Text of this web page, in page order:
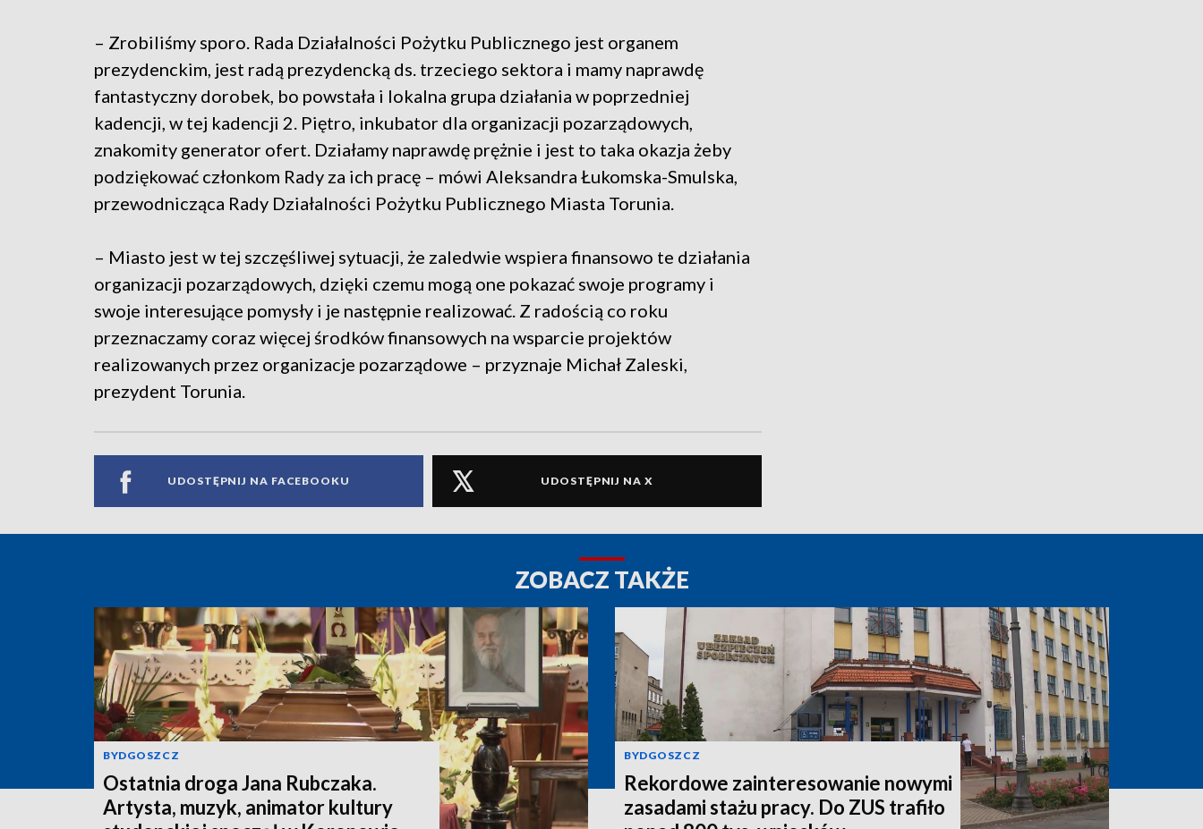
– Zrobiliśmy sporo. Rada Działalności Pożytku Publicznego jest organem
prezydenckim, jest radą prezydencką ds. trzeciego sektora i mamy naprawdę
fantastyczny dorobek, bo powstała i lokalna grupa działania w poprzedniej
kadencji, w tej kadencji 2. Piętro, inkubator dla organizacji pozarządowych,
znakomity generator ofert. Działamy naprawdę prężnie i jest to taka okazja żeby
podziękować członkom Rady za ich pracę – mówi Aleksandra Łukomska-Smulska,
przewodnicząca Rady Działalności Pożytku Publicznego Miasta Torunia.
– Miasto jest w tej szczęśliwej sytuacji, że zaledwie wspiera finansowo te działania
organizacji pozarządowych, dzięki czemu mogą one pokazać swoje programy i
swoje interesujące pomysły i je następnie realizować. Z radością co roku
przeznaczamy coraz więcej środków finansowych na wsparcie projektów
realizowanych przez organizacje pozarządowe – przyznaje Michał Zaleski,
prezydent Torunia.
UDOSTĘPNIJ NA FACEBOOKU UDOSTĘPNIJ NA X
ZOBACZ TAKŻE
BYDGOSZCZ
Ostatnia droga Jana Rubczaka.
Artysta, muzyk, animator kultury
BYDGOSZCZ
Rekordowe zainteresowanie nowymi
zasadami stażu pracy. Do ZUS trafiło